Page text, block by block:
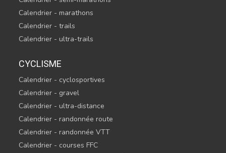
Calendrier - marathons
Calendrier - trails
Calendrier - ultra-trails
CYCLISME
Calendrier - cyclosportives
Calendrier - gravel
Calendrier - ultra-distance
Calendrier - randonnée route
Calendrier - randonnée VTT
Calendrier - courses FFC